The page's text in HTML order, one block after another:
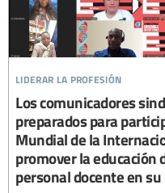
liderar la profesión
Los comunicadores
preparados para
Mundial de la
promover la educación
personal docente en